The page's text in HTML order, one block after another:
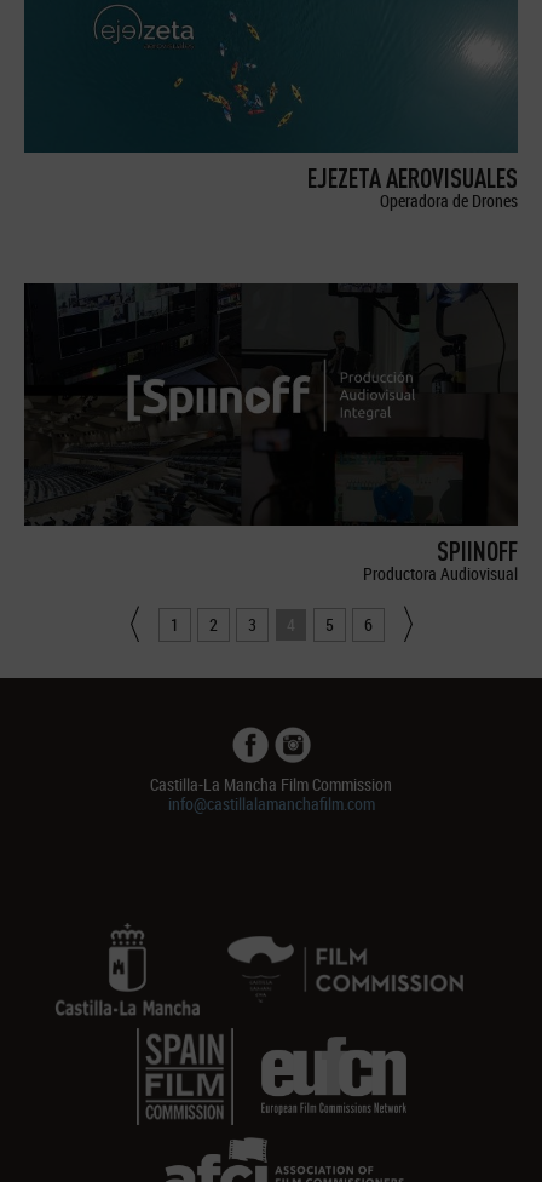
EJEZETA AEROVISUALES
Operadora de Drones
SPIINOFF
Productora Audiovisual
1 2 3 4 5 6
Castilla-La Mancha Film Commission
info@castillalamanchafilm.com